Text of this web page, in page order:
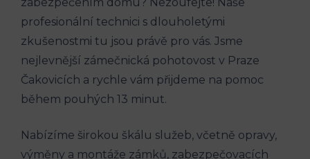
profesionální technici s dlouholetými
zkušenostmi tu jsou právě pro vás. Jsme
nejlevnější zámečnická pohotovost v Praze
Čakovicích a rychle vám přijdeme na pomoc
během pouhých 13 minut.
Nabízíme širokou škálu služeb, včetně opravy,
výměny a montáže zámků, zabezpečovacích